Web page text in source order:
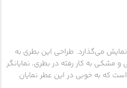
می‌گذارد. طراحی این بطری به
به کار رفته در بطری، نمایانگر
که به خوبی در این عطر نمایان